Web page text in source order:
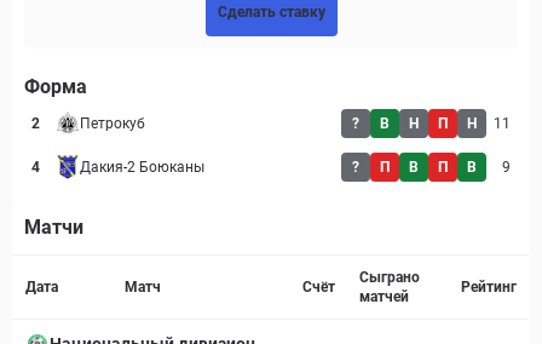
Сделать ставку
Форма
2 Петрокуб ? В Н П Н 11
4 Дакия-2 Боюканы ? П В П В 9
Матчи
Дата Матч Счёт
Сыграно
матчей
Рейтинг